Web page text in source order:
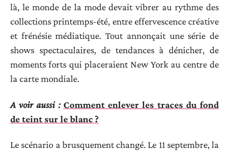
là, le monde de la mode devait vibrer au rythme des
collections printemps-été, entre effervescence créative
et frénésie médiatique. Tout annonçait une série de
shows spectaculaires, de tendances à dénicher, de
moments forts qui placeraient New York au centre de
la carte mondiale.
A voir aussi : Comment enlever les traces du fond
de teint sur le blanc ?
Le scénario a brusquement changé. Le 11 septembre, la